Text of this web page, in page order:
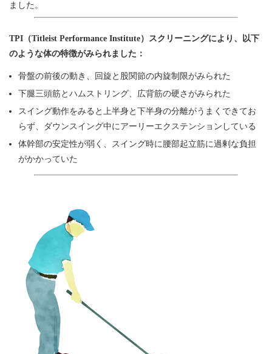
ました。
TPI（Titleist Performance Institute）スクリーニングにより、以下
のような体の特徴がみられました：
骨盤の前後の動き、回旋と股関節の内旋制限がみられた
下腿三頭筋とハムストリング、広背筋の硬さがみられた
スイング動作をみると上半身と下半身の分離がうまくできてお
らず、ダウンスイング中にアーリーエクステンションしている
体幹部の安定性が弱く、スイング時に腰部起立筋に過剰な負担
がかかっていた